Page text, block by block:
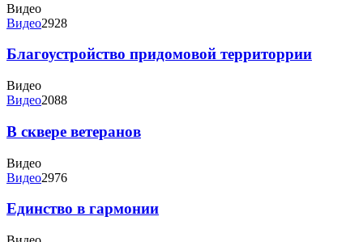
Видео
Видео2928
Благоустройство придомовой территоррии
Видео
Видео2088
В сквере ветеранов
Видео
Видео2976
Единство в гармонии